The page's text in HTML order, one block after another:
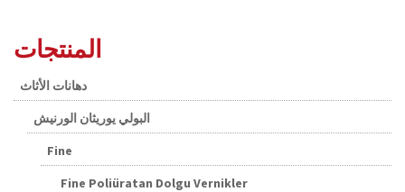
المنتجات
دهانات الأثاث
البولي يوريثان الورنيش
Fine
Fine Poliüratan Dolgu Vernikler